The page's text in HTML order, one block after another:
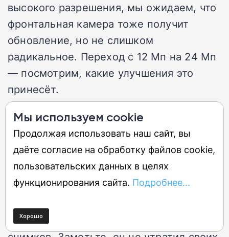
высокого разрешения, мы ожидаем, что
фронтальная камера тоже получит
обновление, но не слишком
радикальное. Переход с 12 Мп на 24 Мп
— посмотрим, какие улучшения это
принесёт.
Тем временем мы уже хорошо знакомы
с набором камер Galaxy S25 Ultra и
вполне им довольны. Какое-то время он
был на вершине нашего рейтинга
камер с отличной производительностью
видео, селфи и пейзажных
Мы используем cookie
Продолжая использовать наш сайт, вы
даёте согласие на обработку файлов cookie,
пользовательских данных в целях
функционирования сайта. Подробнее...